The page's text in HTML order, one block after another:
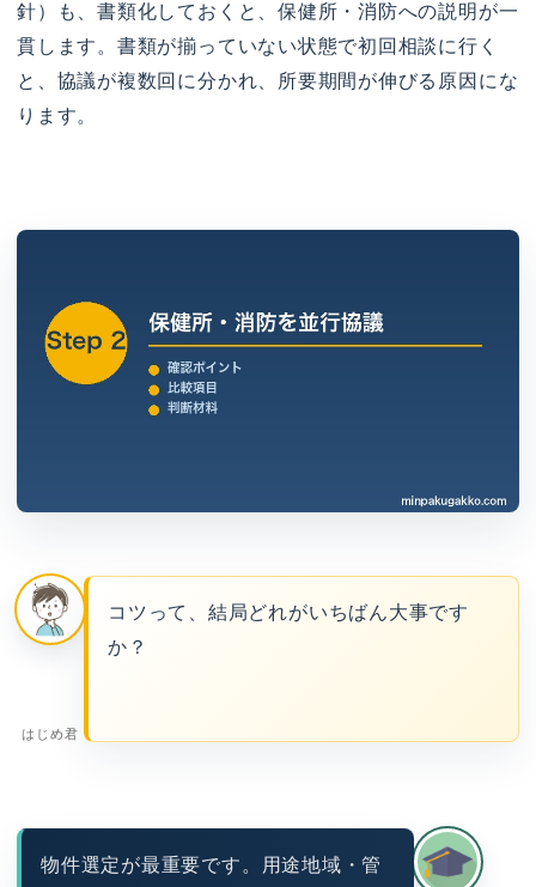
針）も、書類化しておくと、保健所・消防への説明が一
貫します。書類が揃っていない状態で初回相談に行く
と、協議が複数回に分かれ、所要期間が伸びる原因にな
ります。
はじめ君
コツって、結局どれがいちばん大事です
か？
物件選定が最重要です。用途地域・管